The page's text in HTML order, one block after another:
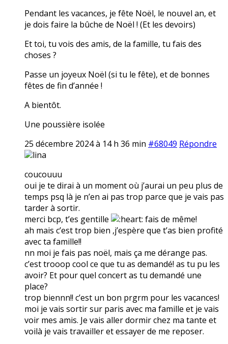
Pendant les vacances, je fête Noël, le nouvel an, et
je dois faire la bûche de Noël ! (Et les devoirs)
Et toi, tu vois des amis, de la famille, tu fais des
choses ?
Passe un joyeux Noël (si tu le fête), et de bonnes
fêtes de fin d’année !
A bientôt.
Une poussière isolée
25 décembre 2024 à 14 h 36 min #68049 Répondre
lina
coucouuu
oui je te dirai à un moment où j’aurai un peu plus de
temps psq là je n’en ai pas trop parce que je vais pas
tarder à sortir.
merci bcp, t’es gentille
fais de même!
ah mais c’est trop bien ,j’espère que t’as bien profité
avec ta famille!!
nn moi je fais pas noël, mais ça me dérange pas.
c’est trooop cool ce que tu as demandé! as tu pu les
avoir? Et pour quel concert as tu demandé une
place?
trop biennn!! c’est un bon prgrm pour les vacances!
moi je vais sortir sur paris avec ma famille et je vais
voir mes amis. Je vais aller dormir chez ma tante et
voilà je vais travailler et essayer de me reposer.